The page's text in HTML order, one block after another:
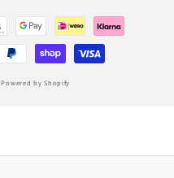
Powered by Shopify